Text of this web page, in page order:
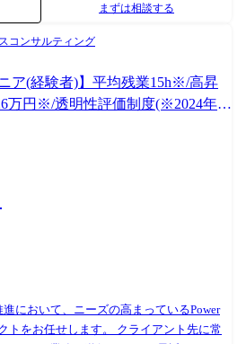
は、市場的なニーズが急増している、 生成
≫ 1.課題把握・現状分析 業務フロー、KPI
2.ソリューション設計 業務再設計
の業務組込み、RPA・ワークフロー・
よる実装、モデル選定(RAG、OCR、音声
改修、品質管理、手順書・教育資料作成、
ークホルダー連携 現場部門を巻き込んだ
ト構築やRAG(検索 × 生成)の活用 ● ロー
/ Power Apps) ● データ基盤・クラウド
ラウドサービスの基本利用、データベース
まずは相談する
コンサルティング
ニア(経験者)】平均残業15h※/高昇
万円※/透明性評価制度(※2024年度
において、ニーズの高まっているPower
トをお任せします。 クライアント先に常